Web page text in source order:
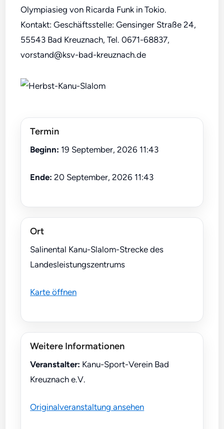
Olympiasieg von Ricarda Funk in Tokio.
Kontakt: Geschäftsstelle: Gensinger Straße 24,
55543 Bad Kreuznach, Tel. 0671-68837,
vorstand@ksv-bad-kreuznach.de
Termin
Beginn: 19 September, 2026 11:43
Ende: 20 September, 2026 11:43
Ort
Salinental Kanu-Slalom-Strecke des
Landesleistungszentrums
Karte öffnen
Weitere Informationen
Veranstalter: Kanu-Sport-Verein Bad
Kreuznach e.V.
Originalveranstaltung ansehen